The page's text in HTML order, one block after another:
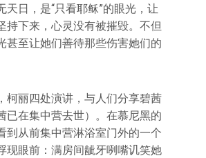
天日，是“只看耶稣”的眼光，让
持下来，心灵没有被摧毁。不但
甚至让她们善待那些伤害她们的
柯丽四处演讲，与人们分享碧茜
已在集中营去世）。在慕尼黑的
到从前集中营淋浴室门外的一个
现眼前：满房间龇牙咧嘴讥笑她